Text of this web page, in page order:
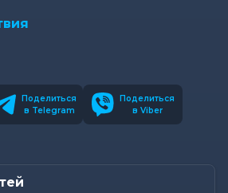
Поделиться
в Telegram
Поделиться
в Viber